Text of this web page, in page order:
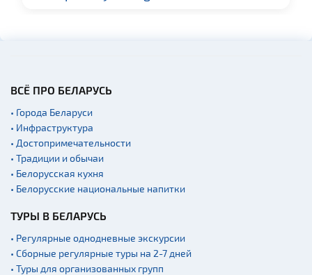
Мастер-классы
Квесты
Спортинг-клубы и тиры
Ратуши
Садово-парковая
архитектура
ВСЁ ПРО БЕЛАРУСЬ
• Города Беларуси
• Инфраструктура
• Достопримечательности
• Традиции и обычаи
• Белорусская кухня
• Белорусские национальные напитки
ТУРЫ В БЕЛАРУСЬ
• Регулярные однодневные экскурсии
• Сборные регулярные туры на 2-7 дней
• Туры для организованных групп